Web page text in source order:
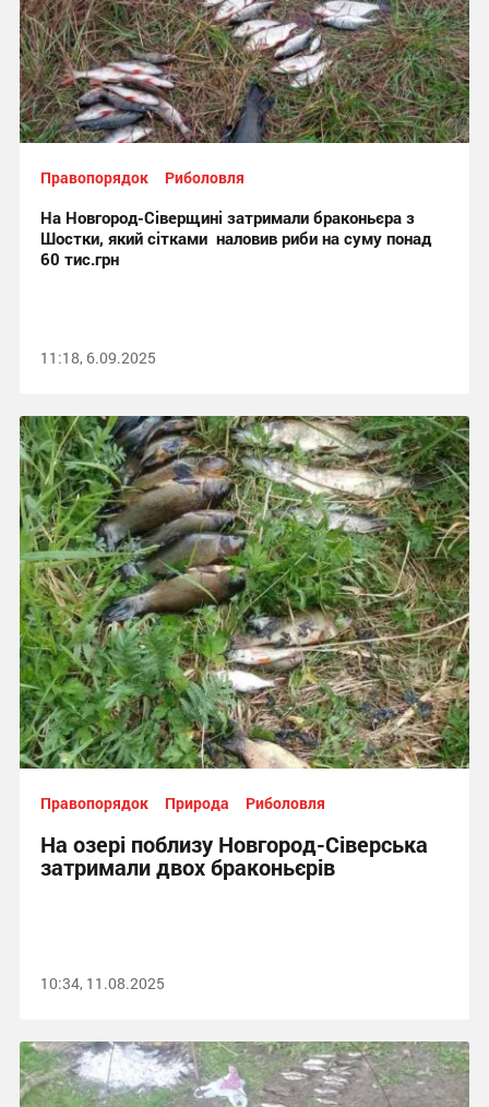
Правопорядок Риболовля
На Новгород-Сіверщині затримали браконьєра з
Шостки, який сітками наловив риби на суму понад
60 тис.грн
11:18, 6.09.2025
Правопорядок Природа Риболовля
На озері поблизу Новгород-Сіверська
затримали двох браконьєрів
10:34, 11.08.2025